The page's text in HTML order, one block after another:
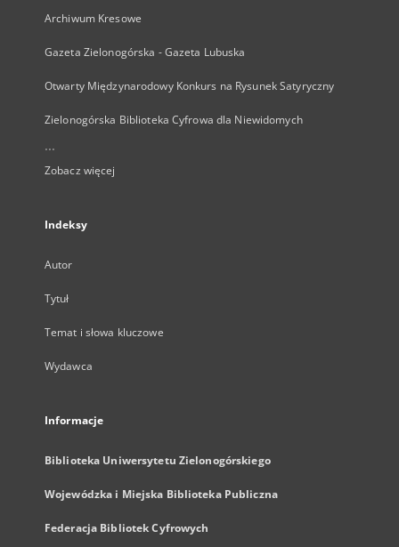
Archiwum Kresowe
Gazeta Zielonogórska - Gazeta Lubuska
Otwarty Międzynarodowy Konkurs na Rysunek Satyryczny
Zielonogórska Biblioteka Cyfrowa dla Niewidomych
...
Zobacz więcej
Indeksy
Autor
Tytuł
Temat i słowa kluczowe
Wydawca
Informacje
Biblioteka Uniwersytetu Zielonogórskiego
Wojewódzka i Miejska Biblioteka Publiczna
Federacja Bibliotek Cyfrowych